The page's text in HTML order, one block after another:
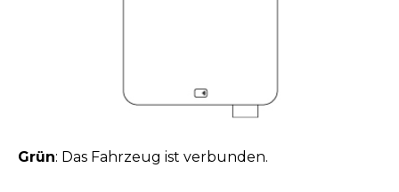
Grün: Das Fahrzeug ist verbunden.